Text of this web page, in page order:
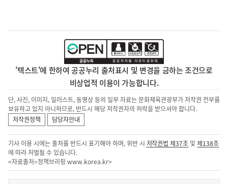
'텍스트'에 한하여 공공누리 출처표시 및 변경을 금하는 조건으로
비상업적 이용이 가능합니다.
단, 사진, 이미지, 일러스트, 동영상 등의 일부 자료는 문화체육관광부가 저작권 전부를
보유하고 있지 아니하므로, 반드시 해당 저작권자의 허락을 받으셔야 합니다.
저작권정책
담당자안내
기사 이용 시에는 출처를 반드시 표기해야 하며, 위반 시 저작권법 제37조 및제138조
에 따라 처벌될 수 있습니다.
<자료출처=정책브리핑 www.korea.kr>